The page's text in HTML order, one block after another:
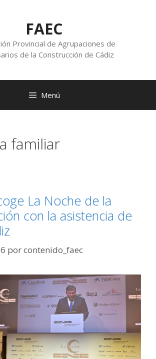
FAEC
Provincial de Agrupaciones de
de la Construcción de Cádiz
Menú
familiar
La Noche de la
con la asistencia de
porcontenido_faec